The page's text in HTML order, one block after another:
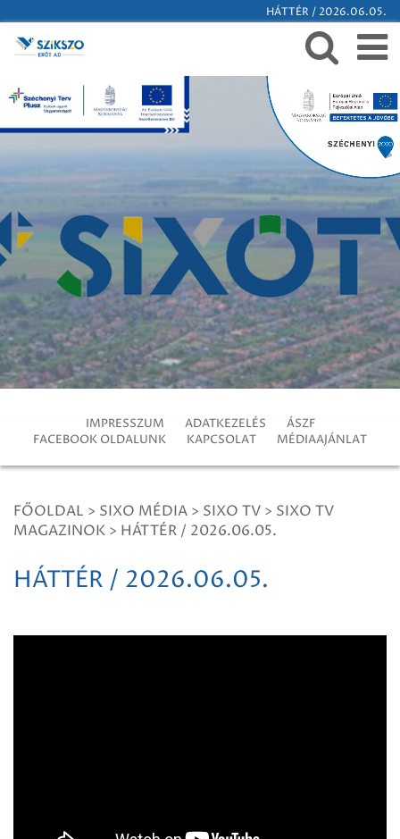
HÁTTÉR / 2026.06.05.
IMPRESSZUM ADATKEZELÉS
ÁSZF
FACEBOOK OLDALUNK
KAPCSOLAT MÉDIAAJÁNLAT
FŐOLDAL > SIXO MÉDIA > SIXO TV > SIXO TV
MAGAZINOK > HÁTTÉR / 2026.06.05.
HÁTTÉR / 2026.06.05.